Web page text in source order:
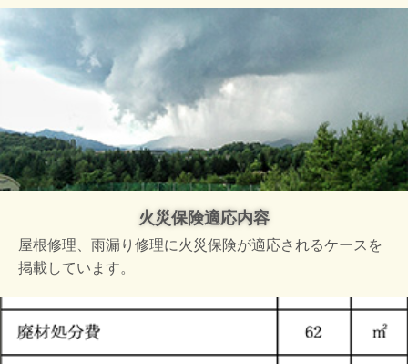
火災保険適応内容
屋根修理、雨漏り修理に火災保険が適応されるケースを
掲載しています。